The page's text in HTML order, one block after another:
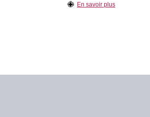
En savoir plus